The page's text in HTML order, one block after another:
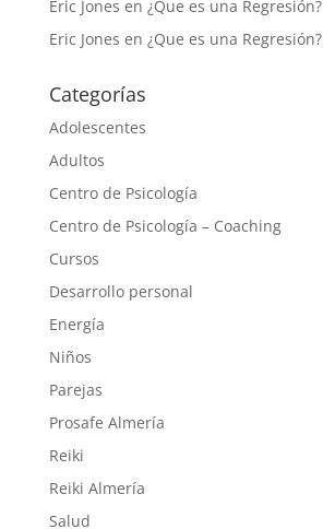
Eric Jones en ¿Que es una Regresión?
Eric Jones en ¿Que es una Regresión?
Categorías
Adolescentes
Adultos
Centro de Psicología
Centro de Psicología – Coaching
Cursos
Desarrollo personal
Energía
Niños
Parejas
Prosafe Almería
Reiki
Reiki Almería
Salud